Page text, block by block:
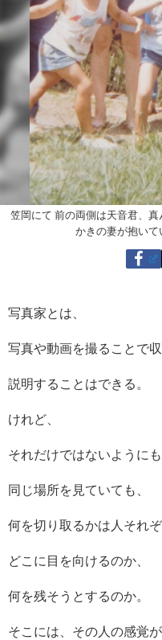
笠岡にて 前の両側は天音君、
かきの妻が抱い
写真家とは、
写真や動画を撮ることで
説明することはできる。
けれど、
それだけではないようにも
同じ場所を見ていても、
何を切り取るかは人それぞ
どこに目を向けるのか、
何を残そうとするのか。
そこには、その人の感覚が